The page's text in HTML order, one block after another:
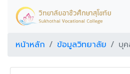
หน้าหลัก ข้อมูลวิทยาลัย บุ